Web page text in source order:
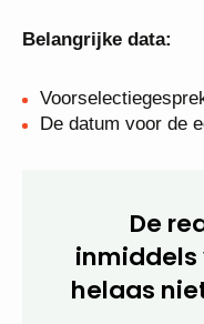
Belangrijke data:
De datum voor de
De
inmiddels
helaas